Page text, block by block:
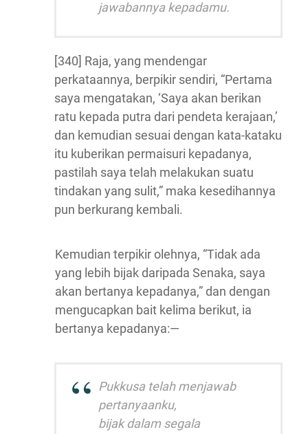
jawabannya kepadamu.
[340] Raja, yang mendengar
perkataannya, berpikir sendiri, “Pertama
saya mengatakan, ‘Saya akan berikan
ratu kepada putra dari pendeta kerajaan,’
dan kemudian sesuai dengan kata-kataku
itu kuberikan permaisuri kepadanya,
pastilah saya telah melakukan suatu
tindakan yang sulit,” maka kesedihannya
pun berkurang kembali.
Kemudian terpikir olehnya, “Tidak ada
yang lebih bijak daripada Senaka, saya
akan bertanya kepadanya,” dan dengan
mengucapkan bait kelima berikut, ia
bertanya kepadanya:—
Pukkusa telah menjawab
pertanyaanku,
bijak dalam segala